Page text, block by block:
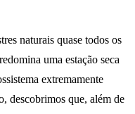
naturais quase todos os
uma estação seca
extremamente
descobrimos que, além de